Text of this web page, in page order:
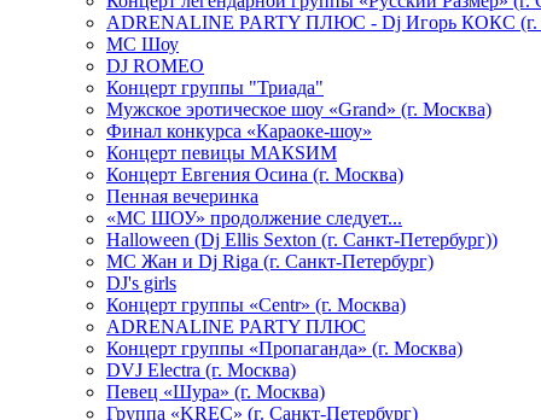
ADRENALINE PARTY ПЛЮС - Dj Игорь КОКС (г.
MC Шоу
DJ ROMEO
Концерт группы "Триада"
Мужское эротическое шоу «Grand» (г. Москва)
Финал конкурса «Караоке-шоу»
Концерт певицы МАКSИМ
Концерт Евгения Осина (г. Москва)
Пенная вечеринка
«МС ШОУ» продолжение следует...
Halloween (Dj Ellis Sexton (г. Санкт-Петербург))
МС Жан и Dj Riga (г. Санкт-Петербург)
DJ's girls
Концерт группы «Centr» (г. Москва)
ADRENALINE PARTY ПЛЮС
Концерт группы «Пропаганда» (г. Москва)
DVJ Electra (г. Москва)
Певец «Шура» (г. Москва)
Группа «KREC» (г. Санкт-Петербург)